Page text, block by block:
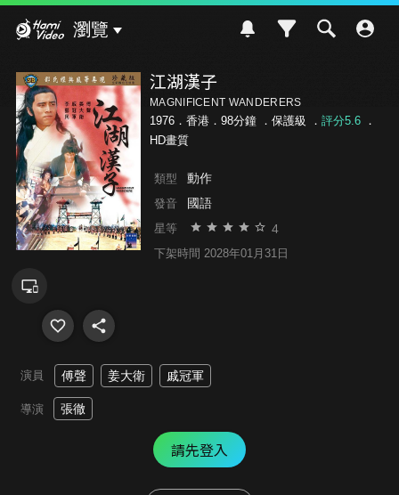
瀏覽
江湖漢子
MAGNIFICENT WANDERERS
1976．香港．98分鐘 ． 保護級 ． 評分5.6．
HD畫質
類型 動作
發音 國語
星等 4
下架時間 2028年01月31日
演員 傅聲 姜大衛 戚冠軍
導演 張徹
請先登入